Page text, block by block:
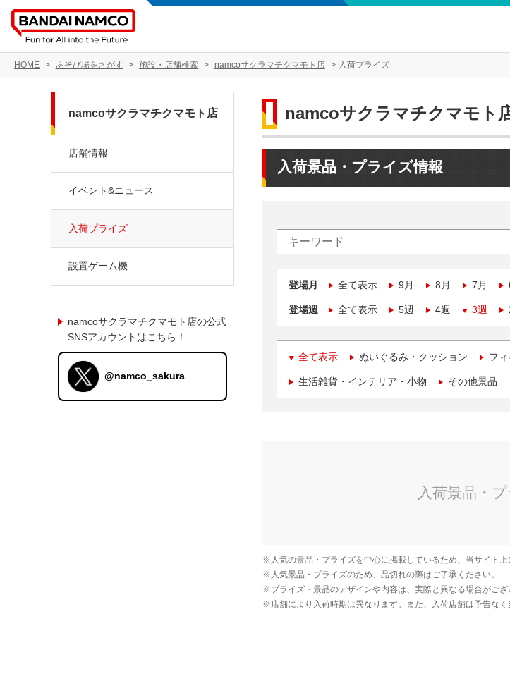
HOME あそび場をさがす 施設・店舗検索 namcoサクラマチクマモト店 入荷プライズ
namcoサクラマチクマモト
入荷景品・プライズ情報
登場月 全て表示 9月 8月 7月
登場週 全て表示 5週 4週 3週
全て表示 ぬいぐるみ・クッション フ
生活雑貨・インテリア・小物 その他景品
namcoサクラマチクマモト店
店舗情報
イベント&ニュース
入荷プライズ
設置ゲーム機
namcoサクラマチクマモト店の公式
SNSアカウントはこちら！
@namco_sakura